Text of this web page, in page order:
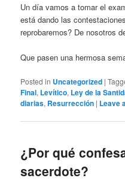
Un día vamos a tomar el
está dando las
reprobaremos? De nosotros
Que pasen una hermosa
Posted in Uncategorized |
Final, Levítico, Ley de la
diarias, Resurrección | Leave
¿Por qué
sacerdote?